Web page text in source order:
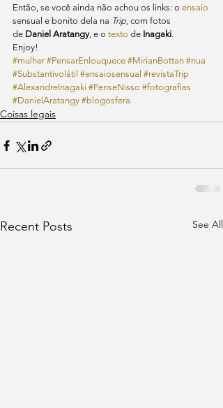
Então, se você ainda não achou os links: o ensaio
sensual e bonito dela na Trip, com fotos
de Daniel Aratangy, e o texto de Inagaki.
Enjoy!
#mulher #PensarEnlouquece #MirianBottan #nua
#Substantivolátil #ensaiosensual #revistaTrip
#AlexandreInagaki #PenseNisso #fotografias
#DanielAratangy #blogosfera
Coisas legais
Recent Posts See All